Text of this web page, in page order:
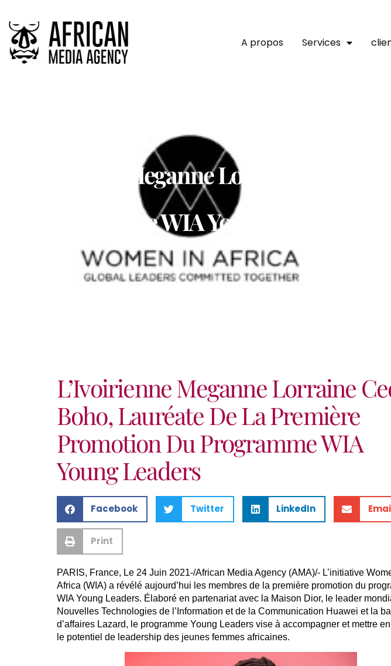
A propos Services
L’Ivoirienne Meganne Lorraine Ceday
Du Programme WIA Young Leaders
L’Ivoirienne Meganne Lorraine
Boho, Lauréate De La Première
Promotion Du Programme WIA
Young Leaders
Facebook Twitter LinkedIn
Print
PARIS, France, Le 24 Juin 2021-/African Media Agency (AMA)/-L’initiative
Africa (WIA) a révélé aujourd’hui les membres de la première promotion du
WIA Young Leaders. Élaboré en partenariat avec la Maison Dior, le leader
Nouvelles Technologies de l’Information et de la Communication Huawei et la
d’affaires Lazard, le programme Young Leaders vise à accompagner et mettre
le potentiel de leadership des jeunes femmes africaines.